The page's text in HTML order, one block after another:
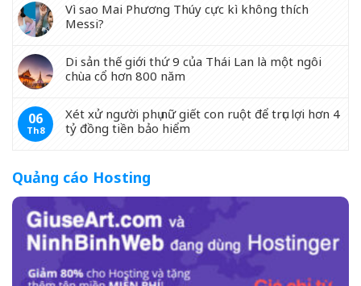
Vì sao Mai Phương Thúy cực kì không thích
Messi?
Di sản thế giới thứ 9 của Thái Lan là một ngôi
chùa cổ hơn 800 năm
06
Th8
Xét xử người phụ nữ giết con ruột để trục lợi hơn 4
tỷ đồng tiền bảo hiểm
Quảng cáo Hosting